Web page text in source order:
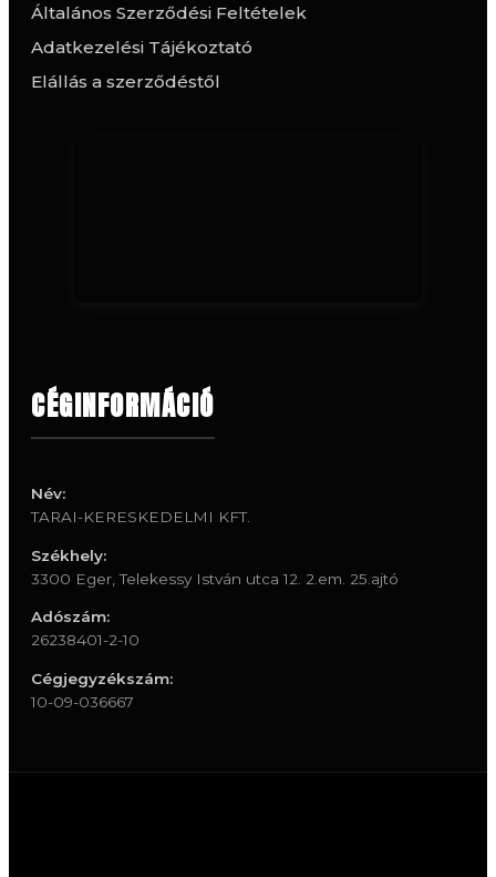
Általános Szerződési Feltételek
Adatkezelési Tájékoztató
Elállás a szerződéstől
CÉGINFORMÁCIÓ
Név:
TARAI-KERESKEDELMI KFT.
Székhely:
3300 Eger, Telekessy István utca 12. 2.em. 25.ajtó
Adószám:
26238401-2-10
Cégjegyzékszám:
10-09-036667